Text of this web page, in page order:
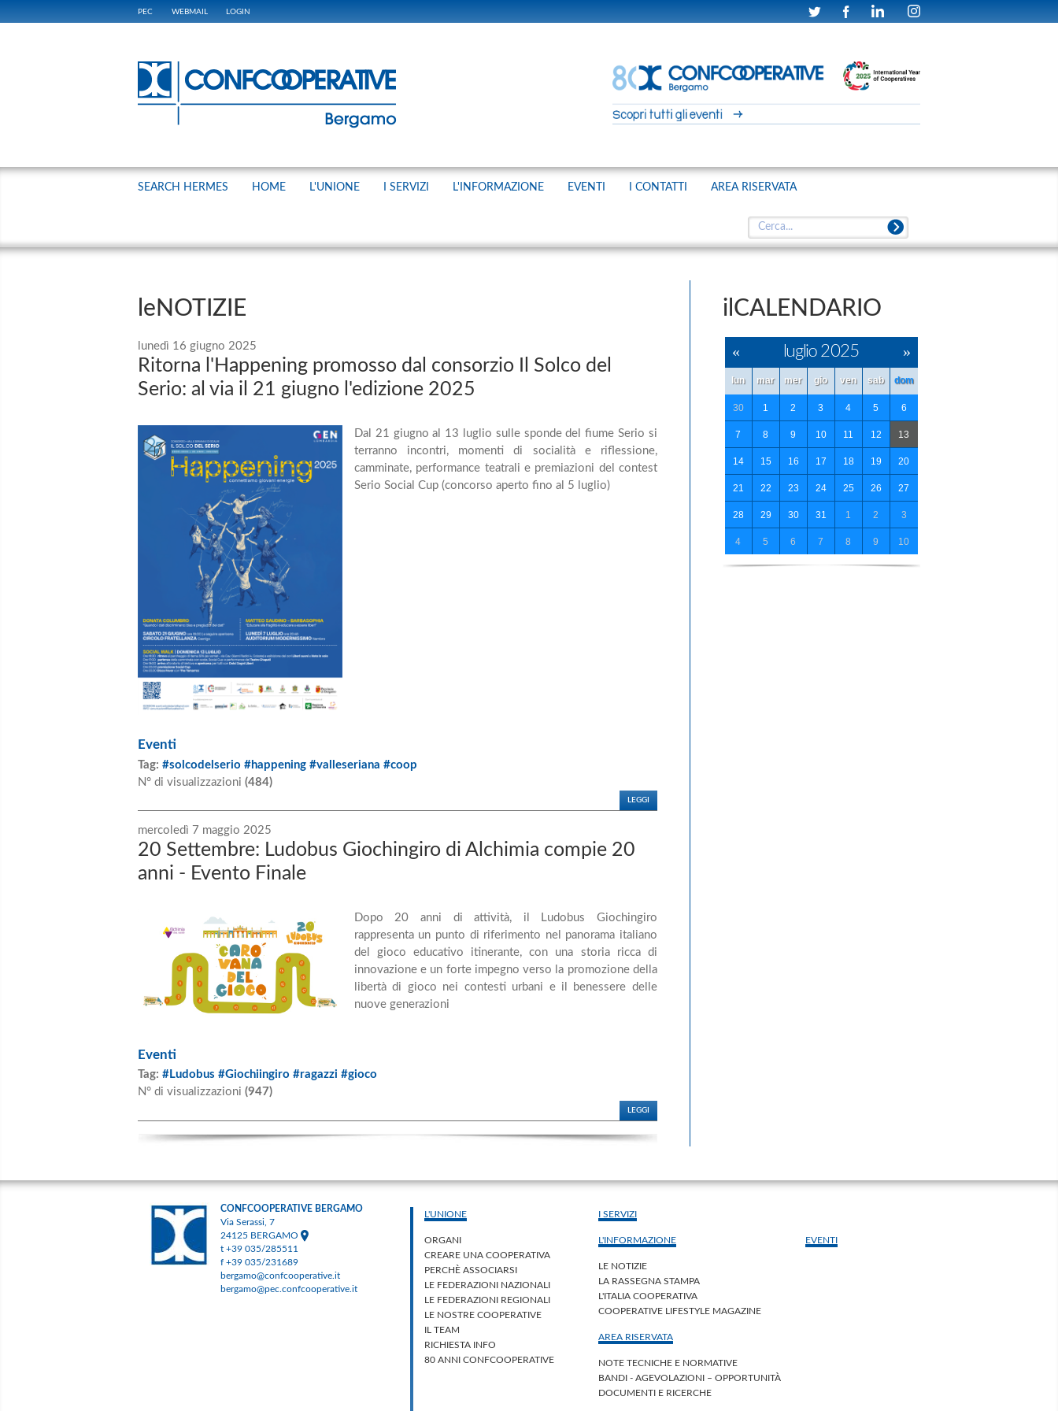
PEC WEBMAIL LOGIN
SEARCH HERMES HOME L'UNIONE I SERVIZI L'INFORMAZIONE EVENTI I CONTATTI AREA RISERVATA
leNOTIZIE
lunedì 16 giugno 2025
Ritorna l'Happening promosso dal consorzio Il Solco del
Serio: al via il 21 giugno l'edizione 2025
Dal 21 giugno al 13 luglio sulle sponde del fiume Serio si
terranno incontri, momenti di socialità e riflessione,
camminate, performance teatrali e premiazioni del contest
Serio Social Cup (concorso aperto fino al 5 luglio)
Eventi
Tag: #solcodelserio #happening #valleseriana #coop
N° di visualizzazioni (484)
LEGGI
mercoledì 7 maggio 2025
20 Settembre: Ludobus Giochingiro di Alchimia compie 20
anni - Evento Finale
Dopo 20 anni di attività, il Ludobus Giochingiro
rappresenta un punto di riferimento nel panorama italiano
del gioco educativo itinerante, con una storia ricca di
innovazione e un forte impegno verso la promozione della
libertà di gioco nei contesti urbani e il benessere delle
nuove generazioni
Eventi
Tag: #Ludobus #Giochiingiro #ragazzi #gioco
N° di visualizzazioni (947)
LEGGI
ilCALENDARIO
« luglio 2025 »
lun mar mer gio ven sab dom
30 1 2 3 4 5 6
7 8 9 10 11 12 13
14 15 16 17 18 19 20
21 22 23 24 25 26 27
28 29 30 31 1 2 3
4 5 6 7 8 9 10
L'UNIONE
ORGANI
CREARE UNA COOPERATIVA
PERCHÈ ASSOCIARSI
LE FEDERAZIONI NAZIONALI
LE FEDERAZIONI REGIONALI
LE NOSTRE COOPERATIVE
IL TEAM
RICHIESTA INFO
80 ANNI CONFCOOPERATIVE
I SERVIZI
L'INFORMAZIONE
LE NOTIZIE
LA RASSEGNA STAMPA
L'ITALIA COOPERATIVA
COOPERATIVE LIFESTYLE MAGAZINE
EVENTI
AREA RISERVATA
NOTE TECNICHE E NORMATIVE
BANDI - AGEVOLAZIONI – OPPORTUNITÀ
DOCUMENTI E RICERCHE
CONFCOOPERATIVE BERGAMO
Via Serassi, 7
24125 BERGAMO
t +39 035/285511
f +39 035/231689
bergamo@confcooperative.it
bergamo@pec.confcooperative.it